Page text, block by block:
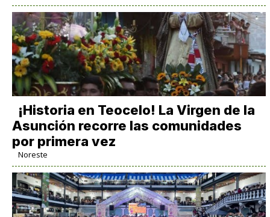
​¡Historia en Teocelo! La Virgen de la
Asunción recorre las comunidades
por primera vez
Noreste